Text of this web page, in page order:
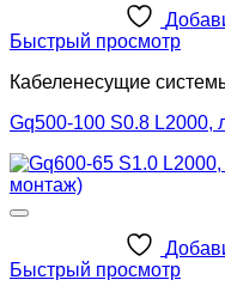
Быстрый просмотр
Кабеленесущие
Gq500-100 S0.8 L2000,
Быстрый просмотр